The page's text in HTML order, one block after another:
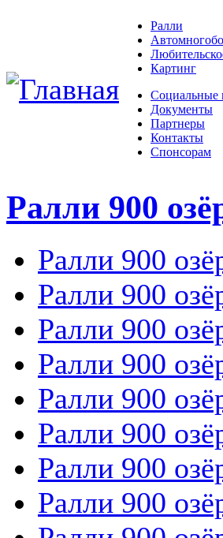
Ралли
Картинг
Социальные
Документы
Партнеры
Контакты
Спонсорам
Ралли 900
Ралли 900
Ралли 900
Ралли 900
Ралли 900
Ралли 900
Ралли 900
Ралли 900
Ралли 900